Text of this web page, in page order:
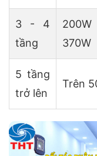
3 - 4
tầng
370W
5 tầng
trở lên
Trên